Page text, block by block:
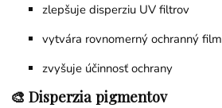
zlepšuje disperziu UV filtrov
vytvára rovnomerný ochranný film
zvyšuje účinnosť ochrany
🎨 Disperzia pigmentov